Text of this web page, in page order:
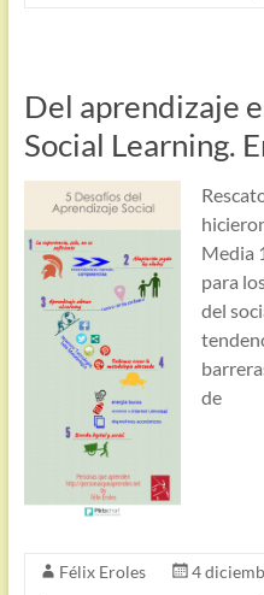
Del aprendizaje
Social Learning.
Media
para
del
de
Félix Eroles
4